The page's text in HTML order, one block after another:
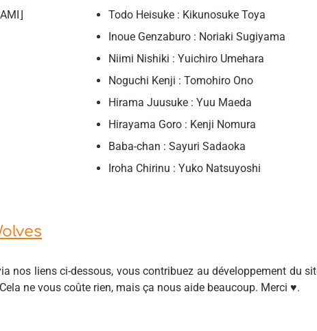
Todo Heisuke : Kikunosuke Toya
Inoue Genzaburo : Noriaki Sugiyama
Niimi Nishiki : Yuichiro Umehara
Noguchi Kenji : Tomohiro Ono
Hirama Juusuke : Yuu Maeda
Hirayama Goro : Kenji Nomura
Baba-chan : Sayuri Sadaoka
Iroha Chirinu : Yuko Natsuyoshi
nos liens ci-dessous, vous contribuez au développement du
ne vous coûte rien, mais ça nous aide beaucoup. Merci ♥.